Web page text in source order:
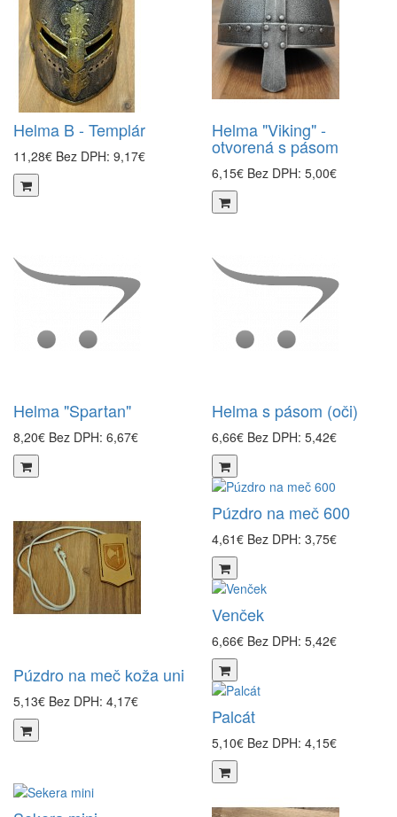
Helma B - Templár
11,28€ Bez DPH: 9,17€
Helma "Viking" -
otvorená s pásom
6,15€ Bez DPH: 5,00€
Helma "Spartan"
8,20€ Bez DPH: 6,67€
Helma s pásom (oči)
6,66€ Bez DPH: 5,42€
Púzdro na meč koža uni
5,13€ Bez DPH: 4,17€
Púzdro na meč 600
4,61€ Bez DPH: 3,75€
Venček
6,66€ Bez DPH: 5,42€
Palcát
5,10€ Bez DPH: 4,15€